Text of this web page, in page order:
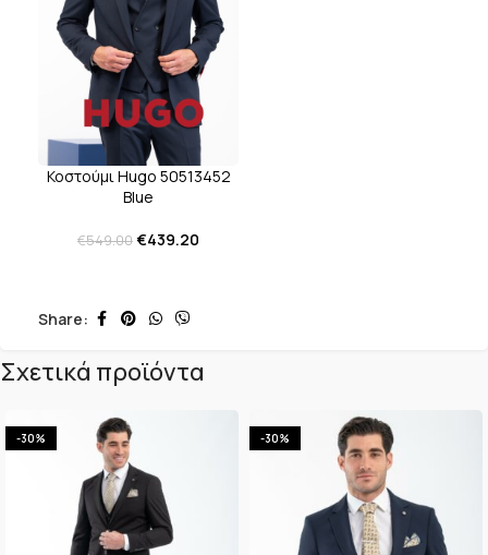
Κοστούμι Hugo 50513452
Blue
€549.00€439.20
Share:
Σχετικά προϊόντα
-30% -30%